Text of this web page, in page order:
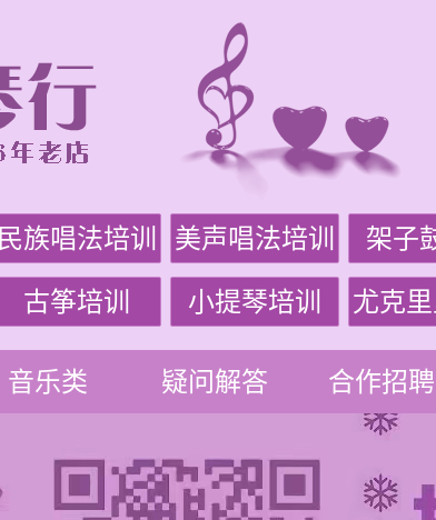
民族唱法培训 美声唱法培训 架子
古筝培训 小提琴培训 尤克
音乐类 疑问解答 合作招聘